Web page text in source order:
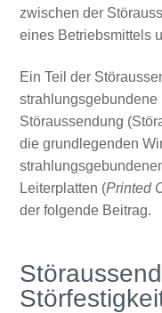
zwischen der
eines Betriebsmittels
Ein Teil der
strahlungsgebundene
Störaussendung
die grundlegenden
Leiterplatten (Printed
der folgende Beitrag.